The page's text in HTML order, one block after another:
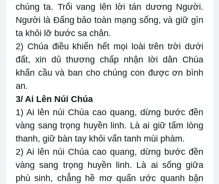
chúng ta. Trổi vang lên lời tán dương Người.
Người là Đấng bảo toàn mạng sống, và giữ gìn
ta khỏi lỡ bước sa chân.
2) Chúa điều khiển hết mọi loài trên trời dưới
đất, xin dủ thương chấp nhận lời dân Chúa
khẩn cầu và ban cho chúng con được ơn bình
an.
3/ Ai Lên Núi Chúa
1) Ai lên núi Chúa cao quang, dừng bước đền
vàng sang trọng huyền linh. Là ai giữ tấm lòng
thanh, giữ bàn tay khỏi vấn tanh mùi phàm.
2) Ai lên núi Chúa cao quang, dừng bước đền
vàng sang trọng huyền linh. Là ai sống giữa
phù sinh, chẳng hề mơ quẩn ước quanh bận